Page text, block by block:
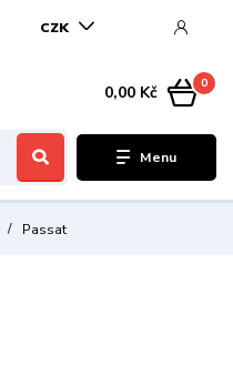
Menu
CZK
0
0,00 Kč
Passat